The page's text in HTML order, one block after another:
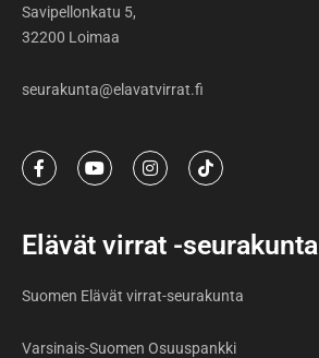
Savipellonkatu 5,
32200 Loimaa
seurakunta@elavatvirrat.fi
F
a
b
o
-
Y
o
b
I
n
g
m
T
i
k
Elävät virrat -seurakunta
Suomen Elävät virrat-seurakunta
Varsinais-Suomen Osuuspankki